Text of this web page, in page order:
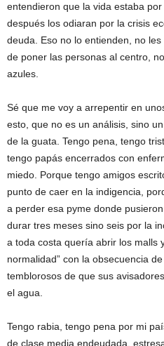
entendieron que la vida estaba
después los odiaran por la crisis
deuda. Eso no lo entienden, no
de poner las personas al centro,
azules.
Sé que me voy a arrepentir en
esto, que no es un análisis, sino
de la guata. Tengo pena, tengo
tengo papás encerrados con
miedo. Porque tengo amigos
punto de caer en la indigencia,
a perder esa pyme donde
durar tres meses sino seis por la
a toda costa quería abrir los malls
normalidad” con la obsecuencia
temblorosos de que sus
el agua.
Tengo rabia, tengo pena por mi
de clase media endeudada,